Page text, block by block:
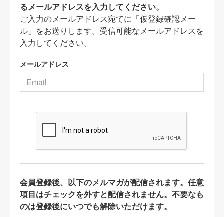
るメールアドレスを入力してください。
ご入力のメールアドレス宛てに「仮登録確認メー
ル」をお送りします。受信可能なメールアドレスを
入力してください。
メールアドレス
会員登録後、以下のメルマガが配信されます。任意
項目はチェックを外すと配信されません。不要なも
のは登録後にいつでも解除いただけます。